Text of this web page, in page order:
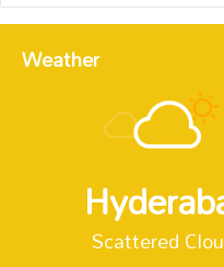
Weather
Scattered